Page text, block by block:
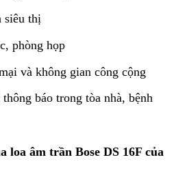
siêu thị
phòng họp
và không gian công cộng
báo trong tòa nhà, bệnh
loa âm trần Bose DS 16F của